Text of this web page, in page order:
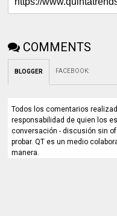
COMMENTS
BLOGGER FACEBOOK:
Todos los comentarios
responsabilidad de quien los
conversación - discusión sin
probar. QT es un medio
manera.